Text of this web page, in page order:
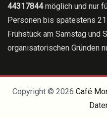
44317844möglich und nur
Personen bis spätestens
Frühstück am Samstag und
organisatorischen Gründen
Copyright © 2026 Café